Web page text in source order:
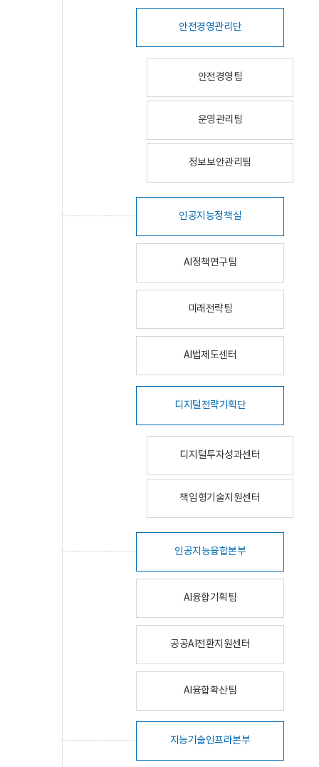
안전경영관리단
안전경영팀
운영관리팀
정보보안관리팀
인공지능정책실
AI정책연구팀
미래전략팀
AI법제도센터
디지털전략기획단
디지털투자성과센터
책임형기술지원센터
인공지능융합본부
AI융합기획팀
공공AI전환지원센터
AI융합확산팀
지능기술인프라본부